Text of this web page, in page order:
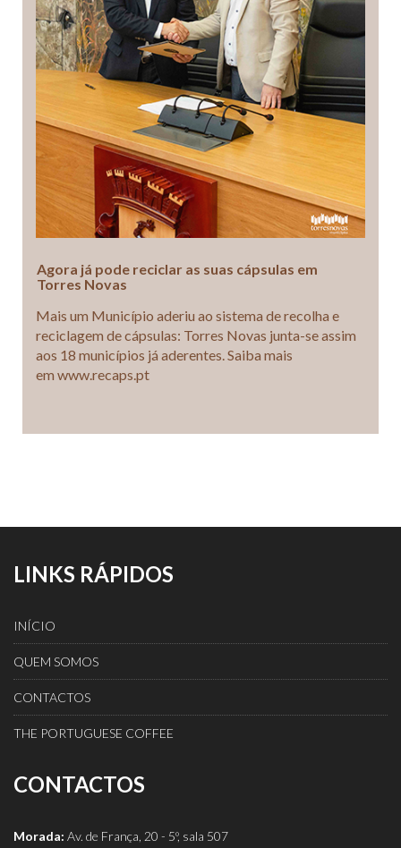
Agora já pode reciclar as suas cápsulas em
Torres Novas
Mais um Município aderiu ao sistema de recolha e
reciclagem de cápsulas: Torres Novas junta-se assim
aos 18 municípios já aderentes. Saiba mais
em www.recaps.pt
LINKS RÁPIDOS
INÍCIO
QUEM SOMOS
CONTACTOS
THE PORTUGUESE COFFEE
CONTACTOS
Morada: Av. de França, 20 - 5º, sala 507